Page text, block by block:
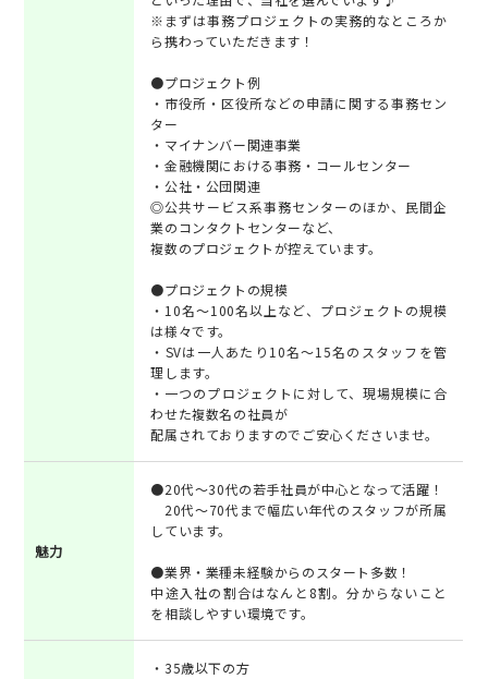
※まずは事務プロジェクトの実務的なところか
ら携わっていただきます！
●プロジェクト例
・市役所・区役所などの申請に関する事務セン
ター
・マイナンバー関連事業
・金融機関における事務・コールセンター
・公社・公団関連
◎公共サービス系事務センターのほか、民間企
業のコンタクトセンターなど、
複数のプロジェクトが控えています。
●プロジェクトの規模
・10名～100名以上など、プロジェクトの規模
は様々です。
・SVは一人あたり10名～15名のスタッフを管
理します。
・一つのプロジェクトに対して、現場規模に合
わせた複数名の社員が
配属されておりますのでご安心くださいませ。
魅力
●20代～30代の若手社員が中心となって活躍！
20代～70代まで幅広い年代のスタッフが所属
しています。
●業界・業種未経験からのスタート多数！
中途入社の割合はなんと8割。分からないこと
を相談しやすい環境です。
・35歳以下の方